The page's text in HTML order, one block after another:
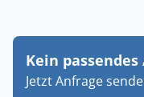
Kein
Jetzt Anfrage